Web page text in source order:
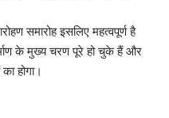
समारोह इसलिए महत्वपूर्ण है
के मुख्य चरण पूरे हो चुके हैं और
होगा।